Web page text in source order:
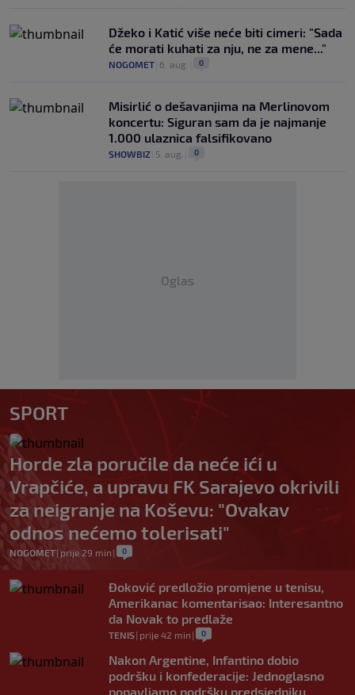
Džeko i Katić više neće biti cimeri: "Sada
će morati kuhati za nju, ne za mene..."
NOGOMET 6. aug. 0
Misirlić o dešavanjima na Merlinovom
koncertu: Siguran sam da je najmanje
1.000 ulaznica falsifikovano
SHOWBIZ 5. aug. 0
Oglas
SPORT
Horde zla poručile da neće ići u
Vrapčiće, a upravu FK Sarajevo okrivili
za neigranje na Koševu: "Ovakav
odnos nećemo tolerisati"
NOGOMET| prije 29 min | 0
Đoković predložio promjene u tenisu,
Amerikanac komentarisao: Interesantno
da Novak to predlaže
TENIS| prije 42 min | 0
Nakon Argentine, Infantino dobio
podršku i konfederacije: Jednoglasno
ponavljamo podršku predsjedniku